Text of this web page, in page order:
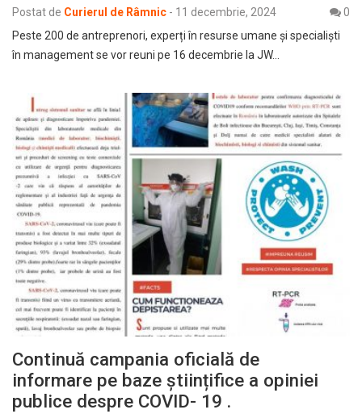
Postat de Curierul de Râmnic - 11 decembrie, 2024
0
Peste 200 de antreprenori, experți în resurse umane și specialiști
în management se vor reuni pe 16 decembrie la JW…
Continuă campania oficială de
informare pe baze științifice a opiniei
publice despre COVID- 19 .